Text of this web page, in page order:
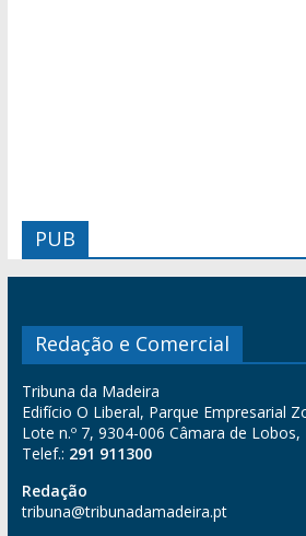
PUB
Redação e Comercial
Tribuna da Madeira
Edifício O Liberal, Parque Empresarial
Lote n.º 7, 9304-006 Câmara de
Telef.: 291 911300
Redação
tribuna@tribunadamadeira.pt